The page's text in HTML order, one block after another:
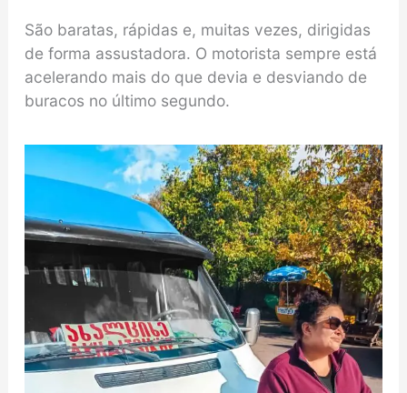
São baratas, rápidas e, muitas vezes, dirigidas
de forma assustadora. O motorista sempre está
acelerando mais do que devia e desviando de
buracos no último segundo.